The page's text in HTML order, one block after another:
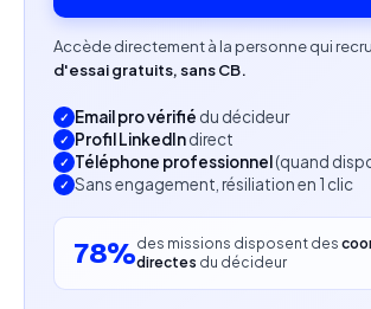
Compétences attendues
generation B2B
Maîtrise des outils CRM, notamment
Bonne connaissance des leviers
(emailing, SEO, paid ads)
Accède directement à la personne qui
d'essai gratuits, sans CB.
Email pro vérifié du décideur
Profil LinkedIndirect
Téléphone professionnel(quand
Sans engagement, résiliation en 1 clic
78%des missions disposent des
directes du décideur